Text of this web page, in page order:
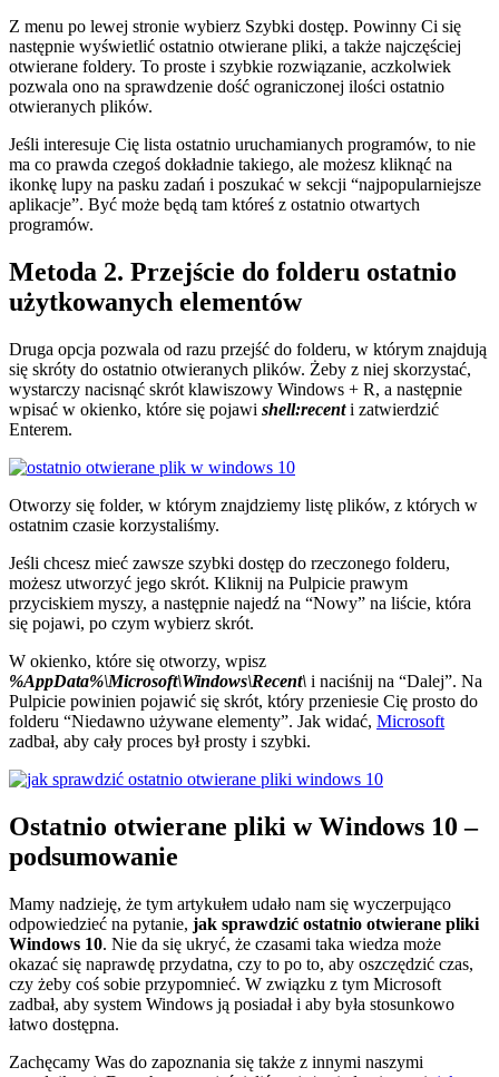
Z menu po lewej stronie wybierz Szybki dostęp. Powinny Ci się
następnie wyświetlić ostatnio otwierane pliki, a także najczęściej
otwierane foldery. To proste i szybkie rozwiązanie, aczkolwiek
pozwala ono na sprawdzenie dość ograniczonej ilości ostatnio
otwieranych plików.
Jeśli interesuje Cię lista ostatnio uruchamianych programów, to nie
ma co prawda czegoś dokładnie takiego, ale możesz kliknąć na
ikonkę lupy na pasku zadań i poszukać w sekcji “najpopularniejsze
aplikacje”. Być może będą tam któreś z ostatnio otwartych
programów.
Metoda 2. Przejście do folderu ostatnio
użytkowanych elementów
Druga opcja pozwala od razu przejść do folderu, w którym znajdują
się skróty do ostatnio otwieranych plików. Żeby z niej skorzystać,
wystarczy nacisnąć skrót klawiszowy Windows + R, a następnie
wpisać w okienko, które się pojawi shell:recenti zatwierdzić
Enterem.
Otworzy się folder, w którym znajdziemy listę plików, z których w
ostatnim czasie korzystaliśmy.
Jeśli chcesz mieć zawsze szybki dostęp do rzeczonego folderu,
możesz utworzyć jego skrót. Kliknij na Pulpicie prawym
przyciskiem myszy, a następnie najedź na “Nowy” na liście, która
się pojawi, po czym wybierz skrót.
W okienko, które się otworzy, wpisz
%AppData%\Microsoft\Windows\Recent\ i naciśnij na “Dalej”. Na
Pulpicie powinien pojawić się skrót, który przeniesie Cię prosto do
folderu “Niedawno używane elementy”. Jak widać, Microsoft
zadbał, aby cały proces był prosty i szybki.
Ostatnio otwierane pliki w Windows 10 –
podsumowanie
Mamy nadzieję, że tym artykułem udało nam się wyczerpująco
odpowiedzieć na pytanie, jak sprawdzić ostatnio otwierane pliki
Windows 10. Nie da się ukryć, że czasami taka wiedza może
okazać się naprawdę przydatna, czy to po to, aby oszczędzić czas,
czy żeby coś sobie przypomnieć. W związku z tym Microsoft
zadbał, aby system Windows ją posiadał i aby była stosunkowo
łatwo dostępna.
Zachęcamy Was do zapoznania się także z innymi naszymi